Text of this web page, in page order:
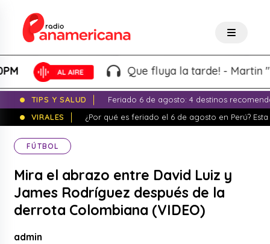
Que fluya la tarde! - Martin "El
TIPS Y SALUD
Feriado 6 de agosto: 4 destinos
VIRALES
¿Por qué es feriado el 6 de agosto en Perú?
FÚTBOL
Mira el abrazo entre David Luiz y
James Rodríguez después de la
derrota Colombiana (VIDEO)
admin